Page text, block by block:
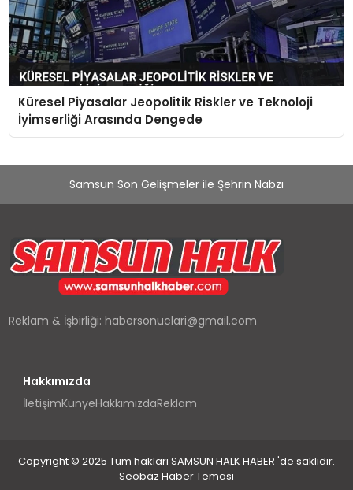
Küresel Piyasalar Jeopolitik Riskler ve Teknoloji
İyimserliği Arasında Dengede
Samsun Son Gelişmeler ile Şehrin Nabzı
Reklam & İşbirliği:habersonuclari@gmail.com
Hakkımızda
İletişimKünyeHakkımızdaReklam
Copyright © 2025 Tüm hakları SAMSUN HALK HABER 'de saklıdır.
Seobaz Haber Teması